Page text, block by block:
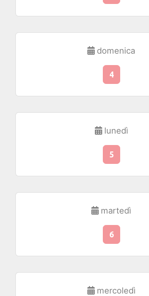
domenica
4
lunedì
5
martedì
6
mercoledì